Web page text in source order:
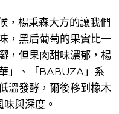
，楊秉森大方的讓我們
，黑后葡萄的果實比一
，但果肉甜味濃郁，楊
」、「BABUZA」系
溫發酵，爾後移到橡木
與深度。